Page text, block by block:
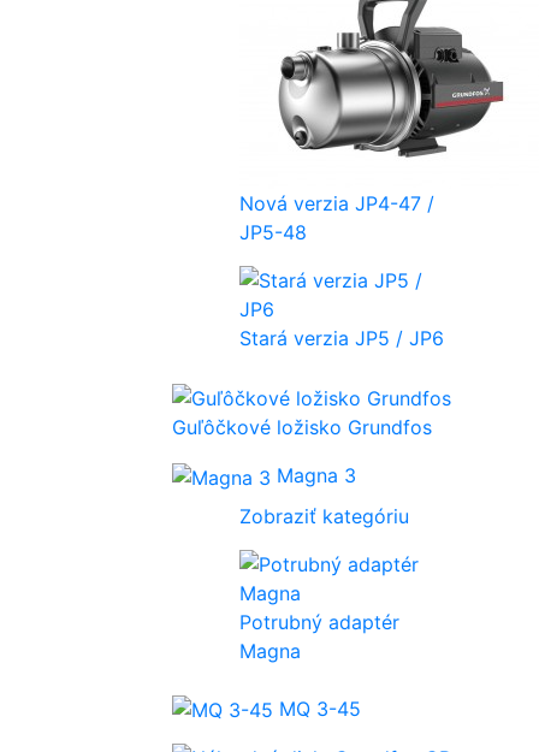
Nová verzia JP4-47 /
JP5-48
Stará verzia JP5 / JP6
Guľôčkové ložisko Grundfos
Magna 3
Zobraziť kategóriu
Potrubný adaptér
Magna
MQ 3-45